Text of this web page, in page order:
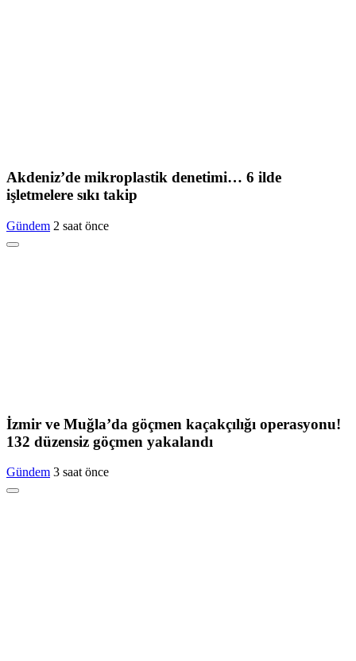
Akdeniz’de mikroplastik denetimi… 6 ilde
işletmelere sıkı takip
Gündem 2 saat önce
İzmir ve Muğla’da göçmen kaçakçılığı operasyonu!
132 düzensiz göçmen yakalandı
Gündem 3 saat önce